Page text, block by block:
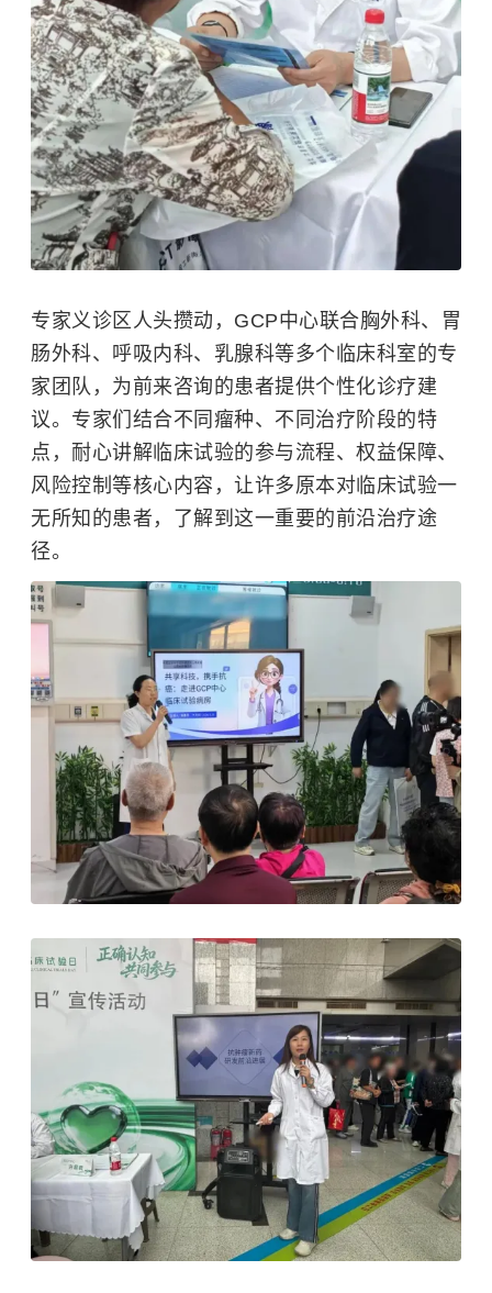
专家义诊区人头攒动，GCP中心联合胸外科、胃
肠外科、呼吸内科、乳腺科等多个临床科室的专
家团队，为前来咨询的患者提供个性化诊疗建
议。 专家们结合不同瘤种、不同治疗阶段的特
点，耐心讲解临床试验的参与流程、权益保障、
风险控制等核心内容，让许多原本对临床试验一
无所知的患者，了解到这一重要的前沿治疗途
径。